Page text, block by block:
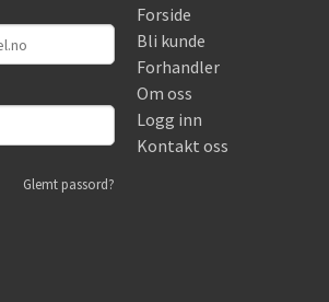
Glemt passord?
Forside
Bli kunde
Forhandler
Om oss
Logg inn
Kontakt oss